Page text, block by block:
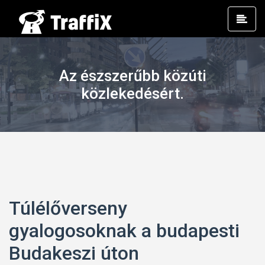
Az észszerűbb közúti
közlekedésért.
Túlélőverseny
gyalogosoknak a budapesti
Budakeszi úton